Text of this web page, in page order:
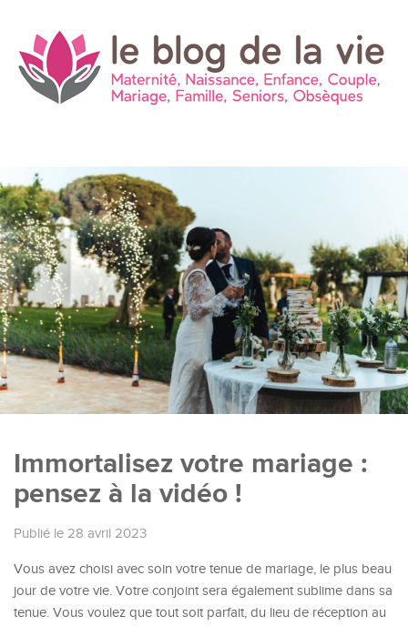
Immortalisez votre mariage :
pensez à la vidéo !
Publié le 28 avril 2023
Vous avez choisi avec soin votre tenue de mariage, le plus beau
jour de votre vie. Votre conjoint sera également sublime dans sa
tenue. Vous voulez que tout soit parfait, du lieu de réception au